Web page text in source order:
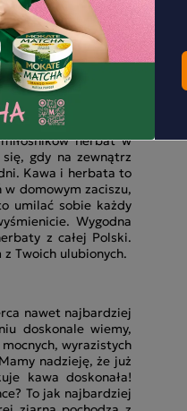
firmą z wieloletnim
– jesteśmy ich
aromat. W Mokate
zakątków świata.
pochodzące m.in. z
a jej aromat, w
jakości kaw jest
dzień. W naszej
herbat w
gdy na zewnątrz
Kawa i herbata to
domowym zaciszu,
umilać sobie każdy
Wygodna
z całej Polski.
Twoich ulubionych.
nawet najbardziej
doskonale wiemy,
wyrazistych
nadzieję, że już
kawa doskonała!
To jak najbardziej